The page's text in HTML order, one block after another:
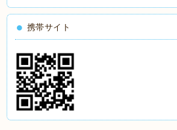
携帯サイト